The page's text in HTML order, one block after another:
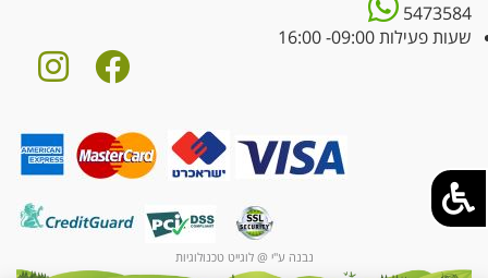
5473584
שעות פעילות 09:00- 16:00
נבנה ע"י @ לוגייט טכנולוגיות